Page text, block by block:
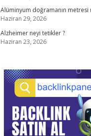
Alüminyum doğramanın metresi
Haziran 29, 2026
Alzheimer neyi tetikler ?
Haziran 23, 2026